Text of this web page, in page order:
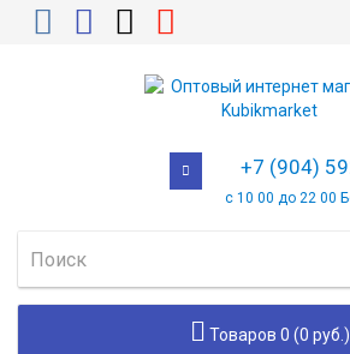
+7 (904)
с 10 00 до 22 00
Товаров 0 (0 руб.)